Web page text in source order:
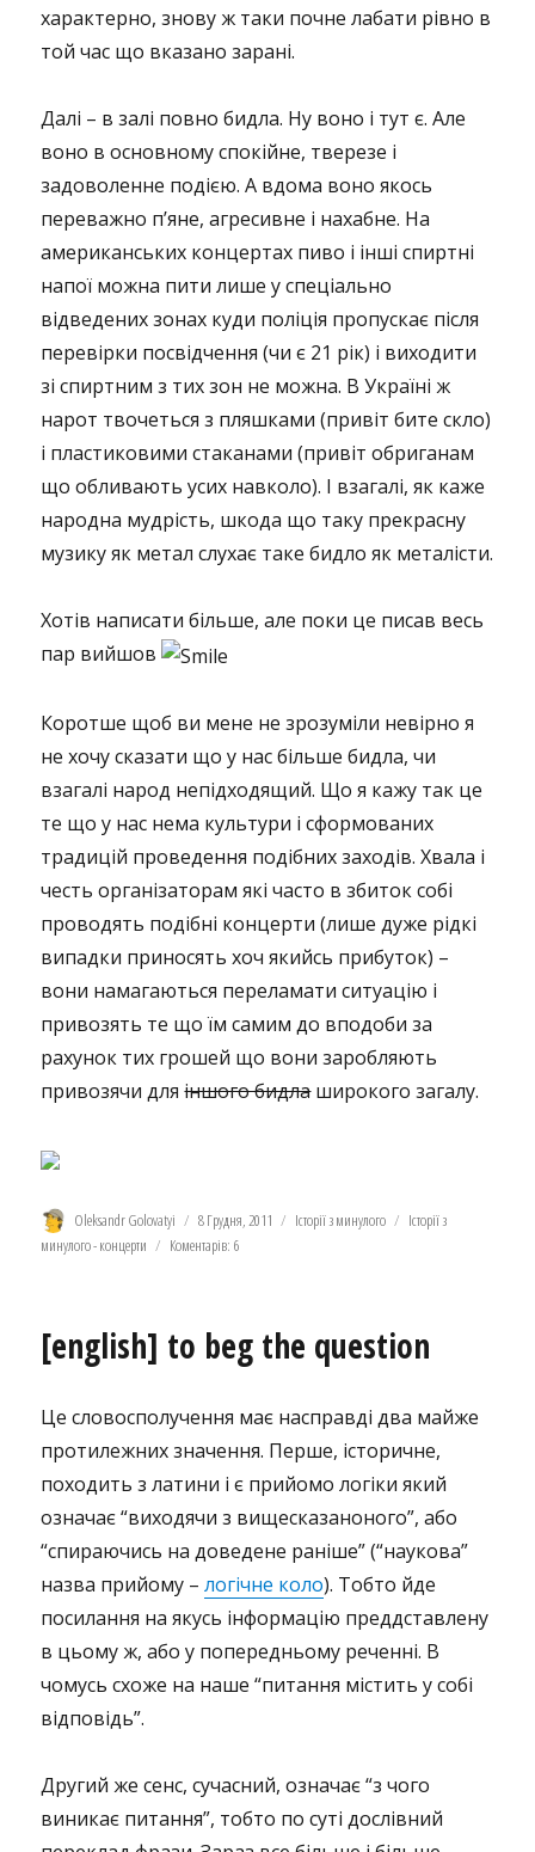
характерно, знову ж таки почне лабати рівно в
той час що вказано зарані.
Далі – в залі повно бидла. Ну воно і тут є. Але
воно в основному спокійне, тверезе і
задоволенне подією. А вдома воно якось
переважно п’яне, агресивне і нахабне. На
американських концертах пиво і інші спиртні
напої можна пити лише у спеціально
відведених зонах куди поліція пропускає після
перевірки посвідчення (чи є 21 рік) і виходити
зі спиртним з тих зон не можна. В Україні ж
нарот твочеться з пляшками (привіт бите скло)
і пластиковими стаканами (привіт обриганам
що обливають усих навколо). І взагалі, як каже
народна мудрість, шкода що таку прекрасну
музику як метал слухає таке бидло як металісти.
Хотів написати більше, але поки це писав весь
пар вийшов
Коротше щоб ви мене не зрозуміли невірно я
не хочу сказати що у нас більше бидла, чи
взагалі народ непідходящий. Що я кажу так це
те що у нас нема культури і сформованих
традицій проведення подібних заходів. Хвала і
честь організаторам які часто в збиток собі
проводять подібні концерти (лише дуже рідкі
випадки приносять хоч якийсь прибуток) –
вони намагаються переламати ситуацію і
привозять те що їм самим до вподоби за
рахунок тих грошей що вони заробляють
привозячи дляіншого бидлаширокого загалу.
Автор
Oleksandr Golovatyi Оприлюднено
8 Грудня, 2011 Категорії
Історії з минулого Позначки
Історії з
минулого - концерти
Коментарів: 6
[english] to beg the question
Це словосполучення має насправді два майже
протилежних значення. Перше, історичне,
походить з латини і є прийомо логіки який
означає “виходячи з вищесказаноного”, або
“спираючись на доведене раніше” (“наукова”
назва прийому –логічне коло). Тобто йде
посилання на якусь інформацію преддставлену
в цьому ж, або у попередньому реченні. В
чомусь схоже на наше “питання містить у собі
відповідь”.
Другий же сенс, сучасний, означає “з чого
виникає питання”, тобто по суті дослівний